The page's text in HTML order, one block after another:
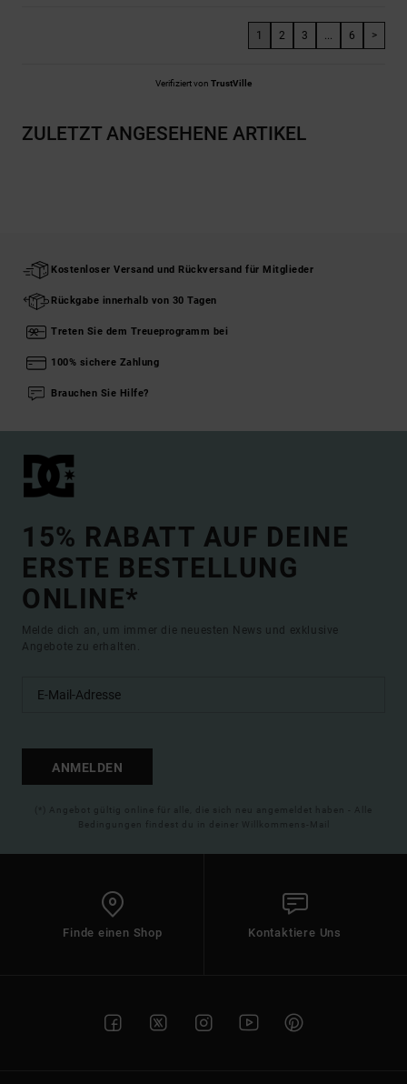
1 2 3 ... 6 >
Verifiziert von TrustVille
ZULETZT ANGESEHENE ARTIKEL
Kostenloser Versand und Rückversand für Mitglieder
Rückgabe innerhalb von 30 Tagen
Treten Sie dem Treueprogramm bei
100% sichere Zahlung
Brauchen Sie Hilfe?
15% RABATT AUF DEINE
ERSTE BESTELLUNG
ONLINE*
Melde dich an, um immer die neuesten News und exklusive
Angebote zu erhalten.
ANMELDEN
(*) Angebot gültig online für alle, die sich neu angemeldet haben - Alle
Bedingungen findest du in deiner Willkommens-Mail
Finde einen Shop Kontaktiere Uns